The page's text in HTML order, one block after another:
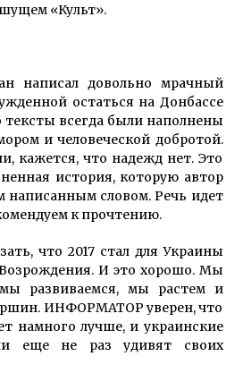
«Культ».
написал довольно мрачный
остаться на Донбассе
тексты всегда были наполнены
и человеческой добротой.
кажется, что надежд нет. Это
история, которую автор
написанным словом. Речь идет
к прочтению.
что 2017 стал для Украины
И это хорошо. Мы
развиваемся, мы растем и
ИНФОРМАТОР уверен, что
намного лучше, и украинские
еще не раз удивят своих